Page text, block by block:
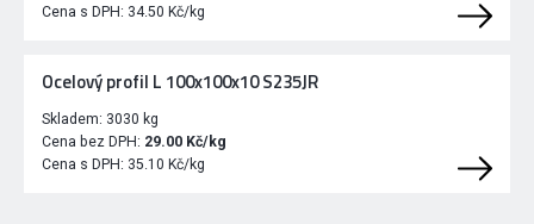
Cena s DPH: 34.50 Kč/kg
Ocelový profil L 100x100x10 S235JR
Skladem: 3030 kg
Cena bez DPH: 29.00 Kč/kg
Cena s DPH: 35.10 Kč/kg